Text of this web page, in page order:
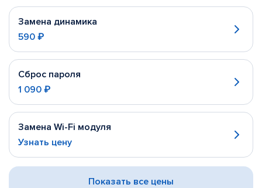
Замена динамика
590 ₽
Сброс пароля
1 090 ₽
Замена Wi-Fi модуля
Узнать цену
Показать все цены